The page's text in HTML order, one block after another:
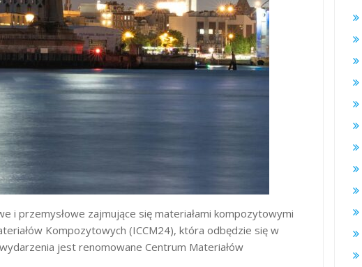
i przemysłowe zajmujące się materiałami kompozytowymi
Kompozytowych (ICCM24), która odbędzie się w
jest renomowane Centrum Materiałów